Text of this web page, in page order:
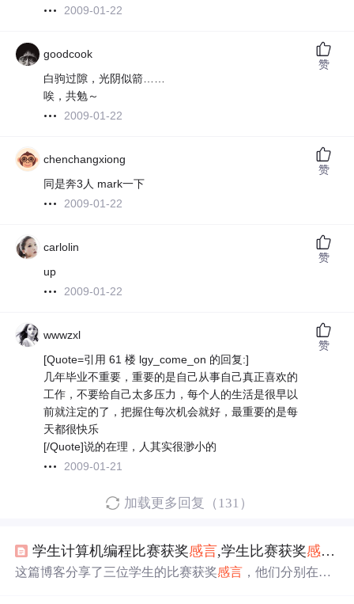
2009-01-22
goodcook
白驹过隙，光阴似箭……
唉，共勉～
2009-01-22
赞
chenchangxiong
同是奔3人 mark一下
2009-01-22
赞
carlolin
up
2009-01-22
赞
wwwzxl
[Quote=引用 61 楼 lgy_come_on 的回复:]
几年毕业不重要，重要的是自己从事自己真正喜欢的
工作，不要给自己太多压力，每个人的生活是很早以
前就注定的了，把握住每次机会就好，最重要的是每
天都很快乐
[/Quote]说的在理，人其实很渺小的
2009-01-21
赞
加载更多回复（131）
学生计算机编程比赛获奖感言,学生比赛获奖感言
这篇博客分享了三位学生的比赛获奖感言 ，他们分别在演